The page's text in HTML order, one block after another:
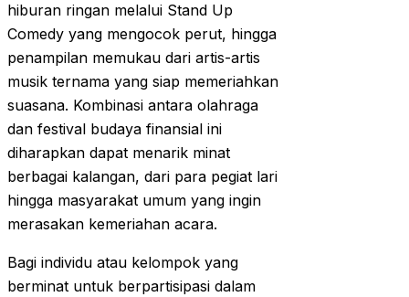
hiburan ringan melalui Stand Up
Comedy yang mengocok perut, hingga
penampilan memukau dari artis-artis
musik ternama yang siap memeriahkan
suasana. Kombinasi antara olahraga
dan festival budaya finansial ini
diharapkan dapat menarik minat
berbagai kalangan, dari para pegiat lari
hingga masyarakat umum yang ingin
merasakan kemeriahan acara.
Bagi individu atau kelompok yang
berminat untuk berpartisipasi dalam